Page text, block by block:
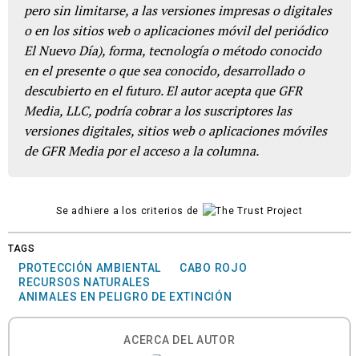
pero sin limitarse, a las versiones impresas o digitales
o en los sitios web o aplicaciones móvil del periódico
El Nuevo Día), forma, tecnología o método conocido
en el presente o que sea conocido, desarrollado o
descubierto en el futuro. El autor acepta que GFR
Media, LLC, podría cobrar a los suscriptores las
versiones digitales, sitios web o aplicaciones móviles
de GFR Media por el acceso a la columna.
Se adhiere a los criterios de
TAGS
PROTECCIÓN AMBIENTAL
CABO ROJO
RECURSOS NATURALES
ANIMALES EN PELIGRO DE EXTINCIÓN
ACERCA DEL AUTOR